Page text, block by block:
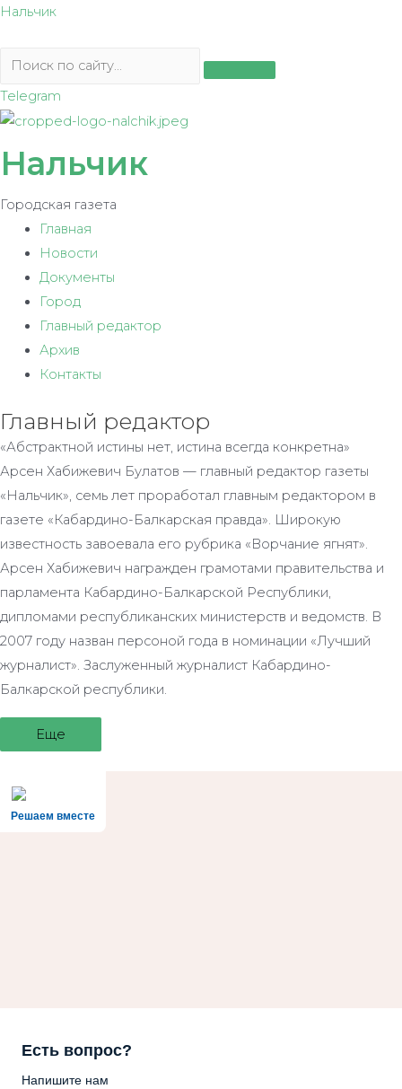
Перейти
содержимому
Нальчик
Telegram
Нальчик
Городская газета
Главная
Новости
Документы
Город
Главный редактор
Архив
Контакты
Главный редактор
«Абстрактной истины нет, истина всегда конкретна»
Арсен Хабижевич Булатов — главный редактор газеты
«Нальчик», семь лет проработал главным редактором в
газете «Кабардино-Балкарская правда». Широкую
известность завоевала его рубрика «Ворчание ягнят».
Арсен Хабижевич награжден грамотами правительства и
парламента Кабардино-Балкарской Республики,
дипломами республиканских министерств и ведомств. В
2007 году назван персоной года в номинации «Лучший
журналист». Заслуженный журналист Кабардино-
Балкарской республики.
Еще
Решаем вместе
Есть вопрос?
Напишите нам